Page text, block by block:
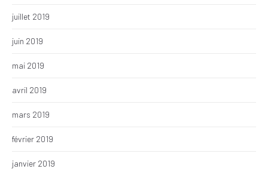
juillet 2019
juin 2019
mai 2019
avril 2019
mars 2019
février 2019
janvier 2019